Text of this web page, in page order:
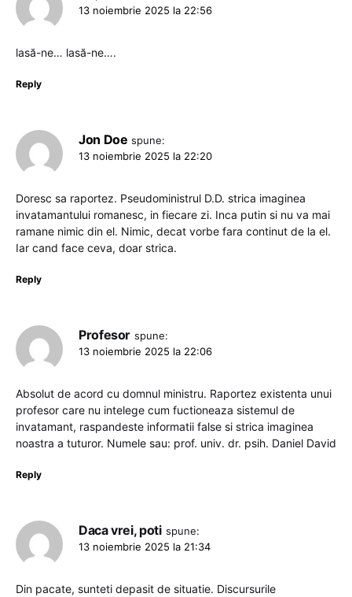
13 noiembrie 2025 la 22:56
lasă-ne… lasă-ne….
Reply
Jon Doe spune:
13 noiembrie 2025 la 22:20
Doresc sa raportez. Pseudoministrul D.D. strica imaginea
invatamantului romanesc, in fiecare zi. Inca putin si nu va mai
ramane nimic din el. Nimic, decat vorbe fara continut de la el.
Iar cand face ceva, doar strica.
Reply
Profesor spune:
13 noiembrie 2025 la 22:06
Absolut de acord cu domnul ministru. Raportez existenta unui
profesor care nu intelege cum fuctioneaza sistemul de
invatamant, raspandeste informatii false si strica imaginea
noastra a tuturor. Numele sau: prof. univ. dr. psih. Daniel David
Reply
Daca vrei, poti spune:
13 noiembrie 2025 la 21:34
Din pacate, sunteti depasit de situatie. Discursurile